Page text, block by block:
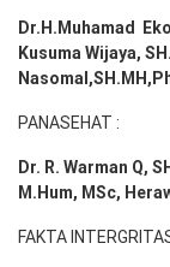
Dr.H.Muhamad Eko
Kusuma Wijaya,
PANASEHAT :
Dr. R. Warman Q,
M.Hum, MSc,
FAKTA